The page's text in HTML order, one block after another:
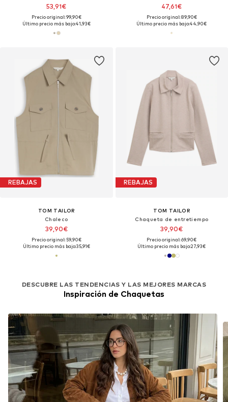
53,91€
Precio original: 99,90€
Último precio más bajo:41,93€
47,61€
Precio original: 89,90€
Último precio más bajo:44,90€
REBAJAS
TOM TAILOR
Chaleco
39,90€
Precio original: 59,90€
Último precio más bajo:35,91€
DESCUBRE LAS TENDENCIAS Y LAS MEJORES MARCAS
Inspiración de Chaquetas
REBAJAS
TOM TAILOR
Chaqueta de entretiempo
39,90€
Precio original: 69,90€
Último precio más bajo:27,93€